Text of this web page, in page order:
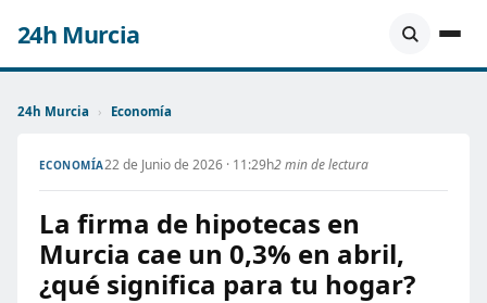
24h Murcia
24h Murcia › Economía
ECONOMÍA22 de Junio de 2026 · 11:29h2 min de lectura
La firma de hipotecas en
Murcia cae un 0,3% en abril,
¿qué significa para tu hogar?